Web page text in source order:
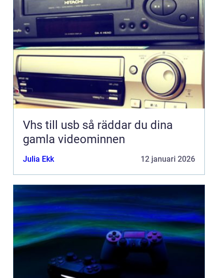
Vhs till usb så räddar du dina
gamla videominnen
Julia Ekk 12 januari 2026